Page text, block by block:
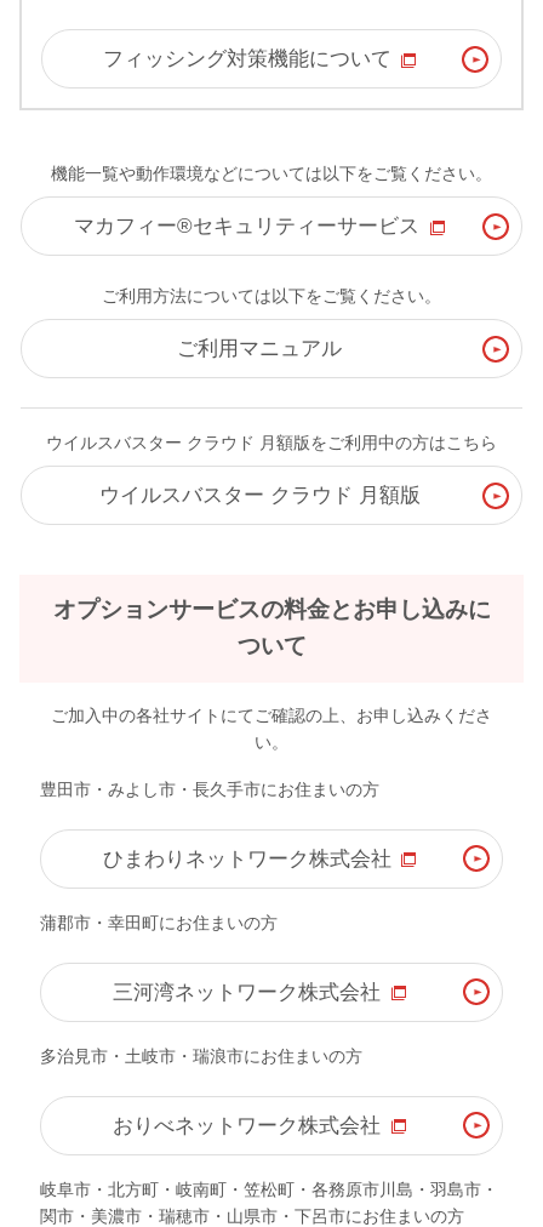
フィッシング対策機能について
機能一覧や動作環境などについては以下をご覧ください。
マカフィー®セキュリティーサービス
ご利用方法については以下をご覧ください。
ご利用マニュアル
ウイルスバスター クラウド 月額版をご利用中の方はこちら
ウイルスバスター クラウド 月額版
オプションサービスの料金とお申し込みに
ついて
ご加入中の各社サイトにてご確認の上、お申し込みくださ
い。
豊田市・みよし市・長久手市にお住まいの方
ひまわりネットワーク株式会社
蒲郡市・幸田町にお住まいの方
三河湾ネットワーク株式会社
多治見市・土岐市・瑞浪市にお住まいの方
おりべネットワーク株式会社
岐阜市・北方町・岐南町・笠松町・各務原市川島・羽島市・
関市・美濃市・瑞穂市・山県市・下呂市にお住まいの方